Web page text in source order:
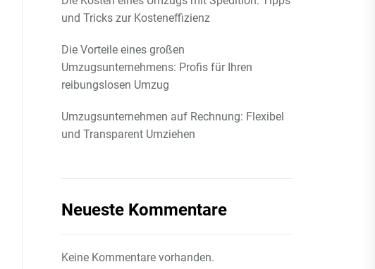
und Tricks zur Kosteneffizienz
Die Vorteile eines großen
Umzugsunternehmens: Profis für Ihren
reibungslosen Umzug
Umzugsunternehmen auf Rechnung: Flexibel
und Transparent Umziehen
Neueste Kommentare
Keine Kommentare vorhanden.